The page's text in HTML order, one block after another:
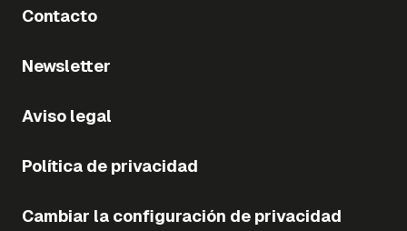
Contacto
Newsletter
Aviso legal
Política de privacidad
Cambiar la configuración de privacidad